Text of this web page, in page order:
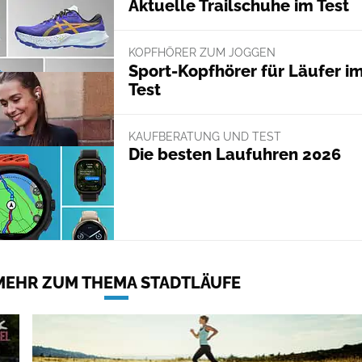
Aktuelle Trailschuhe im Test
KOPFHÖRER ZUM JOGGEN
Sport-Kopfhörer für Läufer
Test
KAUFBERATUNG UND TEST
Die besten Laufuhren 2026
ZUM THEMA STADTLÄUFE